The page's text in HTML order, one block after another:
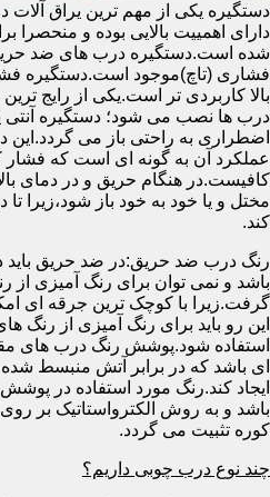
دستگیره یکی از مهم ترین یراق
دارای اهمییت بالایی بوده و
شده است.دستگیره درب های ضد
فشاری (تاچ)موجود است.دستگیره
بالا کاربردی تر است.یکی از رایج
درب ها نصب می شود؛ دستگیره آنتی
اضطراری به راحتی باز می گردد.این
عملکرد آن به گونه ای است که فشار
کافیست.در هنگام حریق و در دمای
مختل و یا خود به خود باز شود،زیرا
کند.
رنگ درب ضد حریق:در ضد حریق باید
باشد و نمی توان برای رنگ آمیزی
گرفت.زیرا با کوچک ترین جرقه ای
این رو باید برای رنگ آمیزی از رنگ
استفاده شود.پوشش رنگ درب های
ای باشد که در برابر آتش منبسط شده
ایجاد کند.رنگ مورد استفاده در
باشد و به روش الکترواستاتیک بر
کوره تثبیت می گردد.
چند نوع درب چوبی داریم؟